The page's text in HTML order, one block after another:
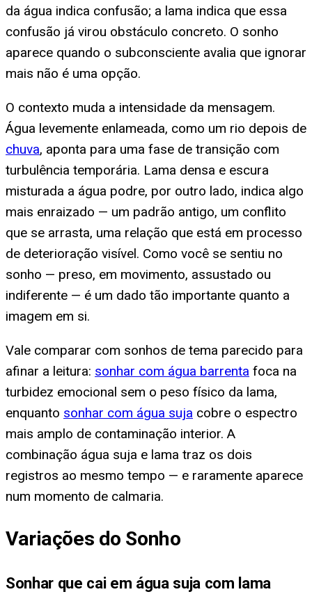
da água indica confusão; a lama indica que essa
confusão já virou obstáculo concreto. O sonho
aparece quando o subconsciente avalia que ignorar
mais não é uma opção.
O contexto muda a intensidade da mensagem.
Água levemente enlameada, como um rio depois de
chuva, aponta para uma fase de transição com
turbulência temporária. Lama densa e escura
misturada a água podre, por outro lado, indica algo
mais enraizado — um padrão antigo, um conflito
que se arrasta, uma relação que está em processo
de deterioração visível. Como você se sentiu no
sonho — preso, em movimento, assustado ou
indiferente — é um dado tão importante quanto a
imagem em si.
Vale comparar com sonhos de tema parecido para
afinar a leitura: sonhar com água barrenta foca na
turbidez emocional sem o peso físico da lama,
enquanto sonhar com água suja cobre o espectro
mais amplo de contaminação interior. A
combinação água suja e lama traz os dois
registros ao mesmo tempo — e raramente aparece
num momento de calmaria.
Variações do Sonho
Sonhar que cai em água suja com lama